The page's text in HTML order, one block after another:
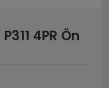
4PR Ön